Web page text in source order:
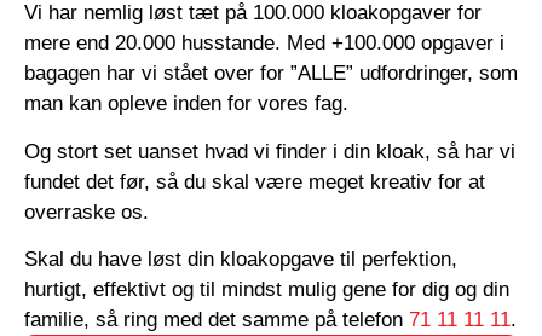
Vi har nemlig løst tæt på 100.000 kloakopgaver for
mere end 20.000 husstande. Med +100.000 opgaver i
bagagen har vi stået over for ”ALLE” udfordringer, som
man kan opleve inden for vores fag.
Og stort set uanset hvad vi finder i din kloak, så har vi
fundet det før, så du skal være meget kreativ for at
overraske os.
Skal du have løst din kloakopgave til perfektion,
hurtigt, effektivt og til mindst mulig gene for dig og din
familie, så ring med det samme på telefon 71 11 11 11.